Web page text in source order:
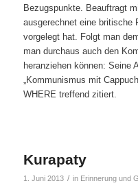
Bezugspunkte. Beauftragt
ausgerechnet eine britische
vorgelegt hat. Folgt man
man durchaus auch den
heranziehen können: Seine
„Kommunismus mit
WHERE treffend zitiert.
Kurapaty
1. Juni 2013 / in Erinnerung und